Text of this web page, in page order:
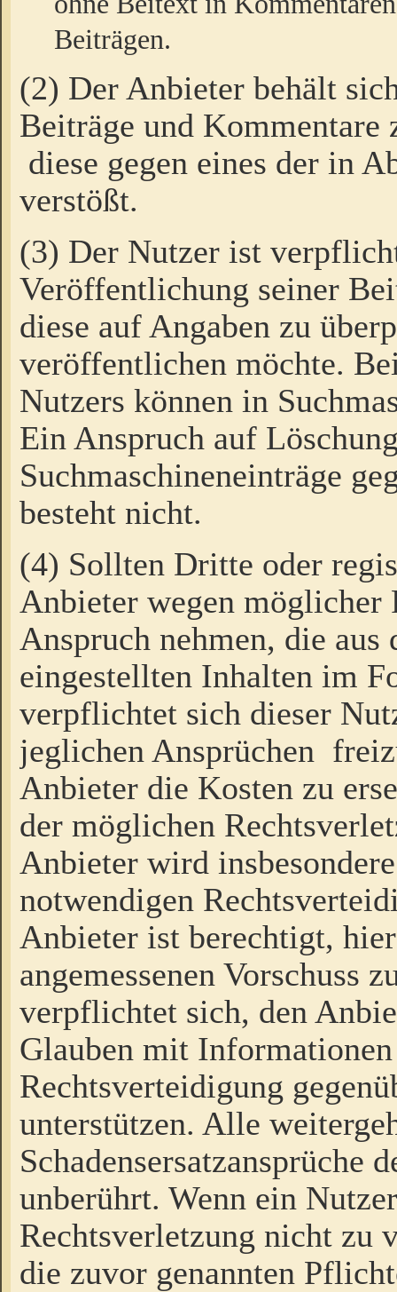
Beiträgen.
(2) Der Anbieter behält
Beiträge und Kommentare
diese gegen eines der in
verstößt.
(3) Der Nutzer ist
Veröffentlichung seiner
diese auf Angaben zu
veröffentlichen möchte.
Nutzers können in
Ein Anspruch auf
Suchmaschineneinträge
besteht nicht.
(4) Sollten Dritte oder
Anbieter wegen möglicher
Anspruch nehmen, die
eingestellten Inhalten im
verpflichtet sich dieser
jeglichen Ansprüchen
Anbieter die Kosten zu
der möglichen
Anbieter wird
notwendigen
Anbieter ist berechtigt,
angemessenen Vorschuss
verpflichtet sich, den
Glauben mit
Rechtsverteidigung
unterstützen. Alle
Schadensersatzansprüche
unberührt. Wenn ein
Rechtsverletzung nicht zu
die zuvor genannten